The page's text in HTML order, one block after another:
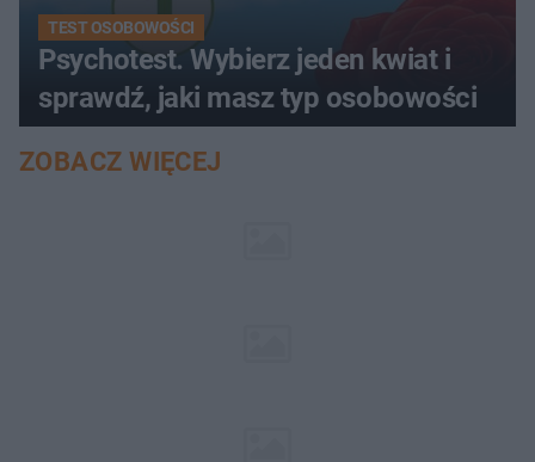
TEST OSOBOWOŚCI
Psychotest. Wybierz jeden kwiat i
sprawdź, jaki masz typ osobowości
ZOBACZ WIĘCEJ